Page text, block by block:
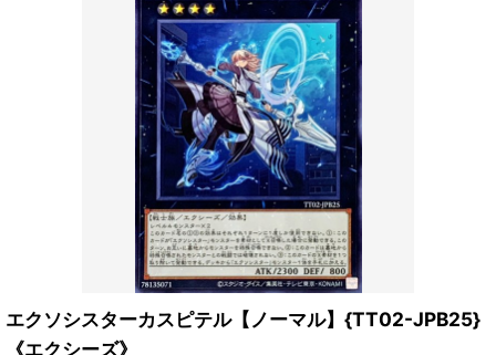
エクソシスターカスピテル【ノーマル】{TT02-JPB25}
《エクシーズ》